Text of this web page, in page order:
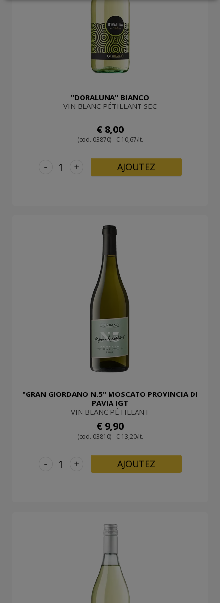
"DORALUNA" BIANCO
VIN BLANC PÉTILLANT SEC
€ 8,00
(cod. 03870) - € 10,67/lt.
+
- AJOUTEZ
"GRAN GIORDANO N.5" MOSCATO PROVINCIA DI
PAVIA IGT
VIN BLANC PÉTILLANT
€ 9,90
(cod. 03810) - € 13,20/lt.
+
- AJOUTEZ